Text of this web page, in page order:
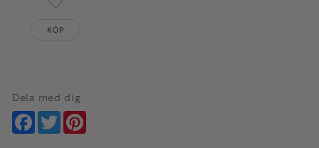
Lägg till i favoriter
KÖP
Dela med dig
Facebook
Twitter